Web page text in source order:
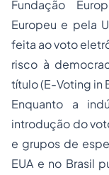
Fundação
Europeu e pela
feita ao voto
risco à
título (E-Voting in
Enquanto a
introdução do
e grupos de
EUA e no Brasil